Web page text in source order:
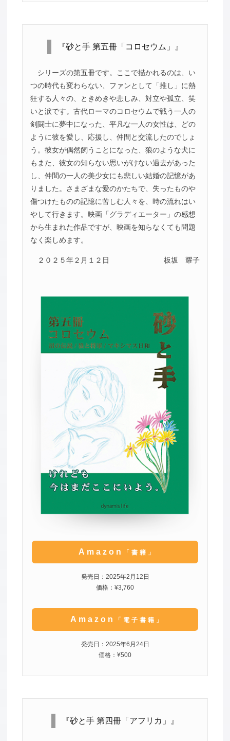
『砂と手 第五冊「コロセウム」』
シリーズの第五冊です。ここで描かれるのは、い
つの時代も変わらない、ファンとして「推し」に熱
狂する人々の、ときめきや悲しみ、対立や孤立、笑
いと涙です。古代ローマのコロセウムで戦う一人の
剣闘士に夢中になった、平凡な一人の女性は、どの
ように彼を愛し、応援し、仲間と交流したのでしょ
う。彼女が偶然飼うことになった、狼のような犬に
もまた、彼女の知らない思いがけない過去があった
し、仲間の一人の美少女にも悲しい結婚の記憶があ
りました。さまざまな愛のかたちで、失ったものや
傷つけたものの記憶に苦しむ人々を、時の流れはい
やして行きます。映画「グラディエーター」の感想
から生まれた作品ですが、映画を知らなくても問題
なく楽しめます。
２０２５年２月１２日 板坂 耀子
Amazon 「書籍」
発売日：2025年2月12日
価格：¥3,760
Amazon 「電子書籍」
発売日：2025年6月24日
価格：¥500
『砂と手 第四冊「アフリカ」』